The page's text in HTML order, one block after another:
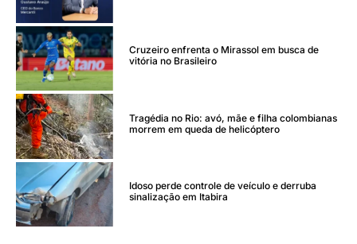
Cruzeiro enfrenta o Mirassol em busca de
vitória no Brasileiro
Tragédia no Rio: avó, mãe e filha colombianas
morrem em queda de helicóptero
Idoso perde controle de veículo e derruba
sinalização em Itabira